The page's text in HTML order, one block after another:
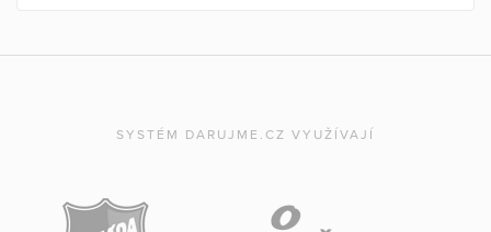
SYSTÉM DARUJME.CZ VYUŽÍVAJÍ